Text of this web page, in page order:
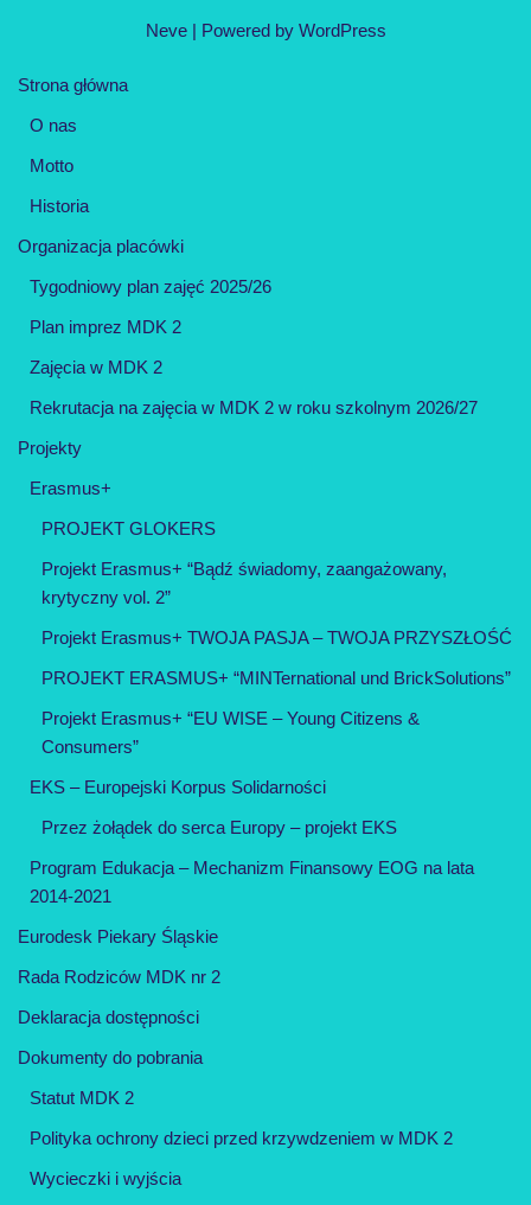
Neve| Powered by WordPress
Strona główna
O nas
Motto
Historia
Organizacja placówki
Tygodniowy plan zajęć 2025/26
Plan imprez MDK 2
Zajęcia w MDK 2
Rekrutacja na zajęcia w MDK 2 w roku szkolnym 2026/27
Projekty
Erasmus+
PROJEKT GLOKERS
Projekt Erasmus+ “Bądź świadomy, zaangażowany,
krytyczny vol. 2”
Projekt Erasmus+ TWOJA PASJA – TWOJA PRZYSZŁOŚĆ
PROJEKT ERASMUS+ “MINTernational und BrickSolutions”
Projekt Erasmus+ “EU WISE – Young Citizens &
Consumers”
EKS – Europejski Korpus Solidarności
Przez żołądek do serca Europy – projekt EKS
Program Edukacja – Mechanizm Finansowy EOG na lata
2014-2021
Eurodesk Piekary Śląskie
Rada Rodziców MDK nr 2
Deklaracja dostępności
Dokumenty do pobrania
Statut MDK 2
Polityka ochrony dzieci przed krzywdzeniem w MDK 2
Wycieczki i wyjścia